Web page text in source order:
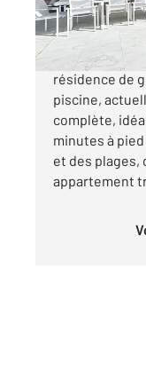
CANNES
résidence de
piscine,
complète,
minutes à
et des plages,
appartement